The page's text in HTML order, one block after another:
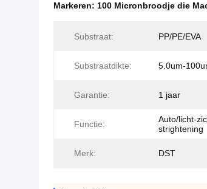
Markeren: 100 Micronbroodje die
Substraat: PP/PE/EVA
Substraatdikte: 5.0um-
Garantie: 1 jaar
Functie:
Auto/licht-
strightening
Merk: DST